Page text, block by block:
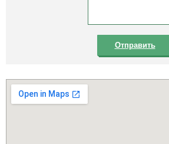
Отправить